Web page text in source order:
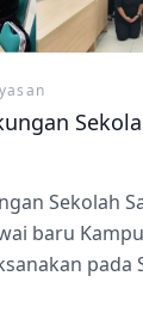
Sekolah
baru
pada